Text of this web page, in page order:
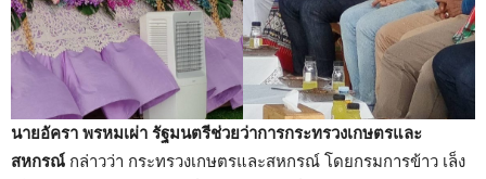
นายอัครา พรหมเผ่า รัฐมนตรีช่วยว่าการกระทรวงเกษตรและ
สหกรณ์ กล่าวว่า กระทรวงเกษตรและสหกรณ์ โดยกรมการข้าว เล็ง